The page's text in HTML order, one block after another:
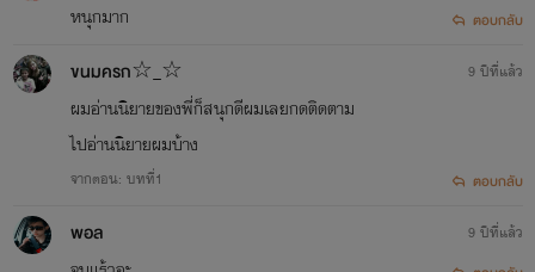
หนุกมาก
ตอบกลับ
ขนมครก☆_☆
ผมอ่านนิยายของพี่ก็สนุกดีผมเลยกดติดตาม
ไปอ่านนิยายผมบ้าง
จากตอน: บทที่1
9 ปีที่แล้ว
ตอบกลับ
พอล
9 ปีที่แล้ว